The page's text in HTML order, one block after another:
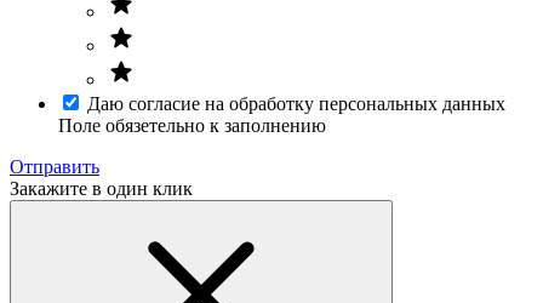
Даю согласие на обработку персональных данных
Поле обязетельно к заполнению
Отправить
Закажите в один клик